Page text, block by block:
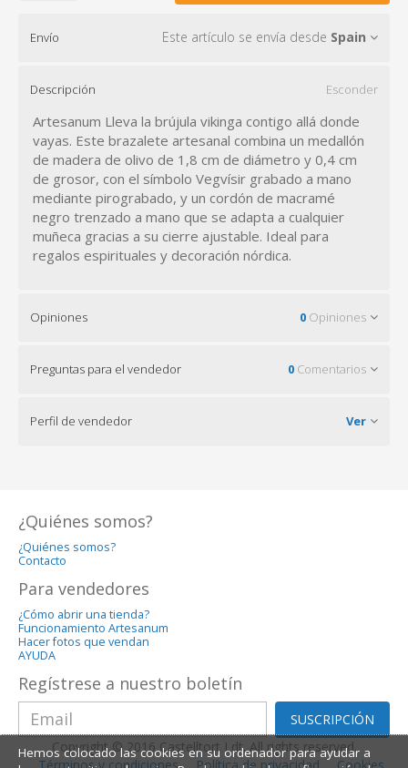
Envío Este artículo se envía desde Spain
Descripción Esconder
Artesanum Lleva la brújula vikinga contigo allá donde
vayas. Este brazalete artesanal combina un medallón
de madera de olivo de 1,8 cm de diámetro y 0,4 cm
de grosor, con el símbolo Vegvísir grabado a mano
mediante pirograbado, y un cordón de macramé
negro trenzado a mano que se adapta a cualquier
muñeca gracias a su cierre ajustable. Ideal para
regalos espirituales y decoración nórdica.
Opiniones 0 Opiniones
Preguntas para el vendedor 0 Comentarios
Perfil de vendedor Ver
¿Quiénes somos?
¿Quiénes somos?
Contacto
Para vendedores
¿Cómo abrir una tienda?
Funcionamiento Artesanum
Hacer fotos que vendan
AYUDA
Regístrese a nuestro boletín
SUSCRIPCIÓN
Copyright © 2016 Castelltort Ldt. All rights reserved.
Hemos colocado las cookies en su ordenador para ayudar a